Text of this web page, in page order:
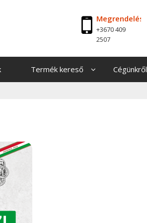
Megrendelés
+3670 409
2507
Termék kereső Cégünkről